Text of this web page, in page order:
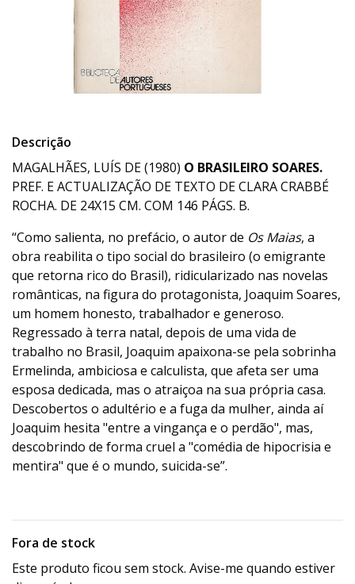
Descrição
MAGALHÃES, LUÍS DE (1980) O BRASILEIRO SOARES.
PREF. E ACTUALIZAÇÃO DE TEXTO DE CLARA CRABBÉ
ROCHA. DE 24X15 CM. COM 146 PÁGS. B.
“Como salienta, no prefácio, o autor de Os Maias, a
obra reabilita o tipo social do brasileiro (o emigrante
que retorna rico do Brasil), ridicularizado nas novelas
românticas, na figura do protagonista, Joaquim Soares,
um homem honesto, trabalhador e generoso.
Regressado à terra natal, depois de uma vida de
trabalho no Brasil, Joaquim apaixona-se pela sobrinha
Ermelinda, ambiciosa e calculista, que afeta ser uma
esposa dedicada, mas o atraiçoa na sua própria casa.
Descobertos o adultério e a fuga da mulher, ainda aí
Joaquim hesita "entre a vingança e o perdão", mas,
descobrindo de forma cruel a "comédia de hipocrisia e
mentira" que é o mundo, suicida-se”.
Fora de stock
Este produto ficou sem stock. Avise-me quando estiver